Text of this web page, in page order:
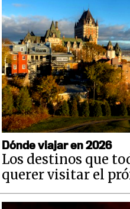
Dónde viajar en 2026
Los destinos que
querer visitar el